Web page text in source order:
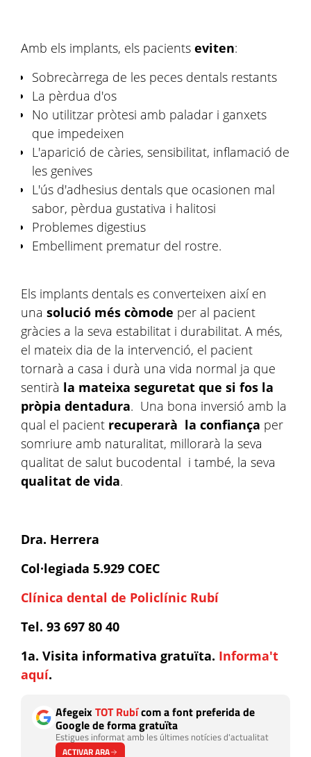
Amb els implants, els pacients eviten:
Sobrecàrrega de les peces dentals restants
La pèrdua d'os
No utilitzar pròtesi amb paladar i ganxets
que impedeixen
L'aparició de càries, sensibilitat, inflamació de
les genives
L'ús d'adhesius dentals que ocasionen mal
sabor, pèrdua gustativa i halitosi
Problemes digestius
Embelliment prematur del rostre.
Els implants dentals es converteixen així en
una solució més còmode per al pacient
gràcies a la seva estabilitat i durabilitat. A més,
el mateix dia de la intervenció, el pacient
tornarà a casa i durà una vida normal ja que
sentirà la mateixa seguretat que si fos la
pròpia dentadura. Una bona inversió amb la
qual el pacient recuperarà la confiança per
somriure amb naturalitat, millorarà la seva
qualitat de salut bucodental i també, la seva
qualitat de vida.
Dra. Herrera
Col·legiada 5.929 COEC
Clínica dental de Policlínic Rubí
Tel. 93 697 80 40
1a. Visita informativa gratuïta. Informa't
aquí.
AfegeixTOT Rubícom a font preferida de
Google de forma gratuïta
Estigues informat amb les últimes notícies d'actualitat
ACTIVAR ARA